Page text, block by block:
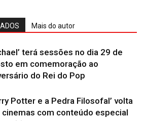
Mais do autor
terá sessões no dia 29 de
em comemoração ao
do Rei do Pop
Potter e a Pedra Filosofal’ volta
cinemas com conteúdo especial